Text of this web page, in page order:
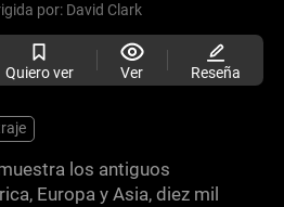
por: David Clark
Quiero ver Ver Reseña
los antiguos
Europa y Asia, diez mil